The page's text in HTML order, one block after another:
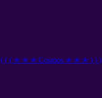
( ( ( ✭ ✭ ✭ Cosmos ✭ ✭ ✭ ) ) )